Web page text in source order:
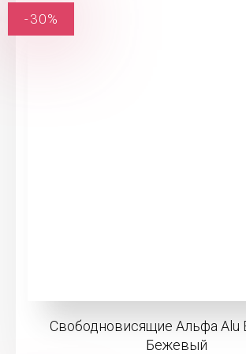
Свободновисящие Альфа Alu
Бежевый
-30%